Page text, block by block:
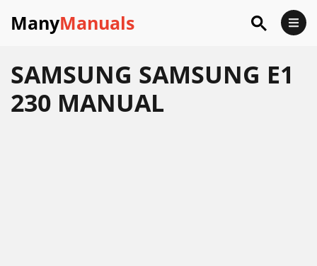
ManyManuals
SAMSUNG SAMSUNG E1
230 MANUAL